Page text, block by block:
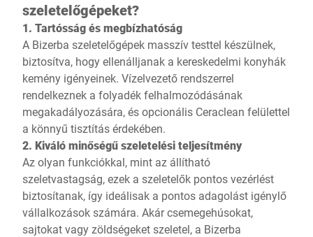
szeletelőgépeket?
1. Tartósság és megbízhatóság
A Bizerba szeletelőgépek masszív testtel készülnek,
biztosítva, hogy ellenálljanak a kereskedelmi konyhák
kemény igényeinek. Vízelvezető rendszerrel
rendelkeznek a folyadék felhalmozódásának
megakadályozására, és opcionális Ceraclean felülettel
a könnyű tisztítás érdekében.
2. Kiváló minőségű szeletelési teljesítmény
Az olyan funkciókkal, mint az állítható
szeletvastagság, ezek a szeletelők pontos vezérlést
biztosítanak, így ideálisak a pontos adagolást igénylő
vállalkozások számára. Akár csemegehúsokat,
sajtokat vagy zöldségeket szeletel, a Bizerba